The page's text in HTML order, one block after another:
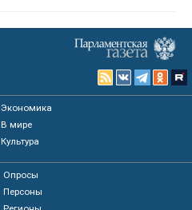
Экономика
В мире
Культура
Опросы
Персоны